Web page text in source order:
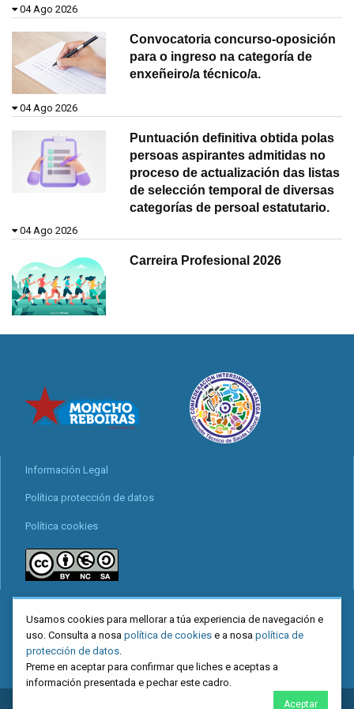
04 Ago 2026
Convocatoria concurso-oposición
para o ingreso na categoría de
enxeñeiro/a técnico/a.
04 Ago 2026
Puntuación definitiva obtida polas
persoas aspirantes admitidas no
proceso de actualización das listas
de selección temporal de diversas
categorías de persoal estatutario.
04 Ago 2026
Carreira Profesional 2026
Información Legal
Política protección de datos
Política cookies
Mapa web
Usamos cookies para mellorar a túa experiencia de navegación e
uso. Consulta a nosa política de cookies e a nosa política de
protección de datos
Preme en aceptar para confirmar que liches e aceptas a
información presentada e pechar este cadro.
Aceptar